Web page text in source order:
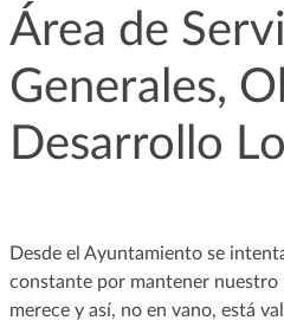
Área de
Generales,
Desarrollo
Desde el Ayuntamiento se
constante por mantener nuestro
merece y así, no en vano, está